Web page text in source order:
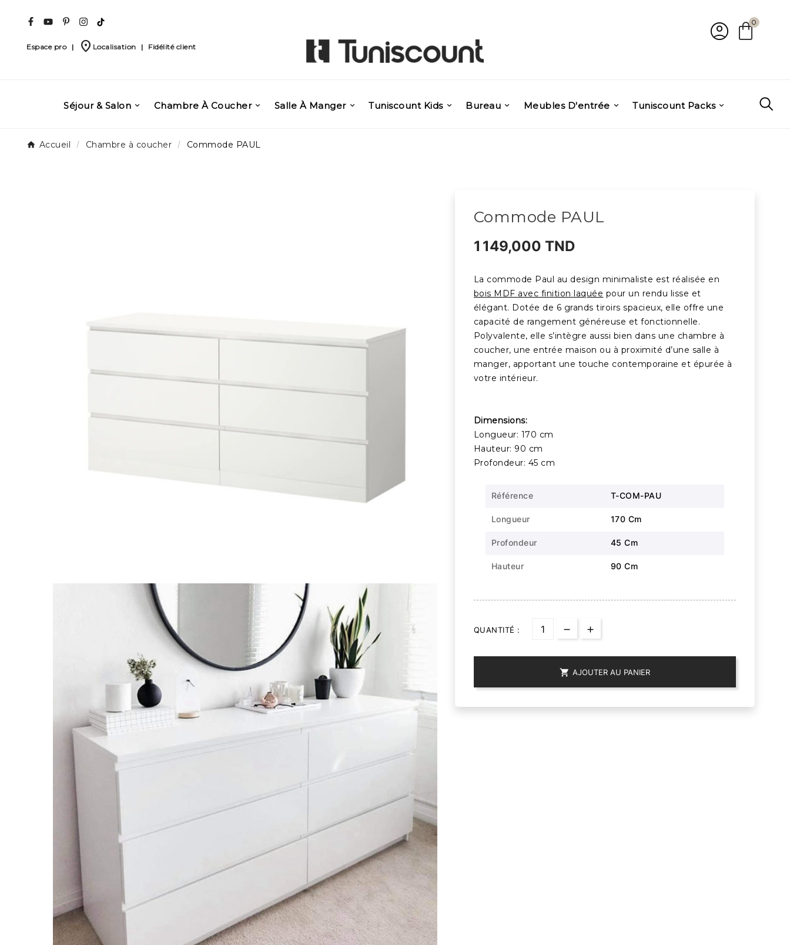
Espace pro | place Localisation | Fidélité client
account_circle shopping_bag
0
Séjour & Salon Chambre À Coucher Salle À Manger Tuniscount Kids Bureau Meubles D'entrée Tuniscount Packs
Accueil Chambre à coucher Commode PAUL
Commode PAUL
1 149,000 TND
La commode Paul au design minimaliste est réalisée en
bois MDF avec finition laquée pour un rendu lisse et
élégant. Dotée de 6 grands tiroirs spacieux, elle offre une
capacité de rangement généreuse et fonctionnelle.
Polyvalente, elle s’intègre aussi bien dans une chambre à
coucher, une entrée maison ou à proximité d’une salle à
manger, apportant une touche contemporaine et épurée à
votre intérieur.
Dimensions:
Longueur: 170 cm
Hauteur: 90 cm
Profondeur: 45 cm
Référence T-COM-PAU
Longueur 170 Cm
Profondeur 45 Cm
Hauteur 90 Cm
QUANTITÉ :
 AJOUTER AU PANIER